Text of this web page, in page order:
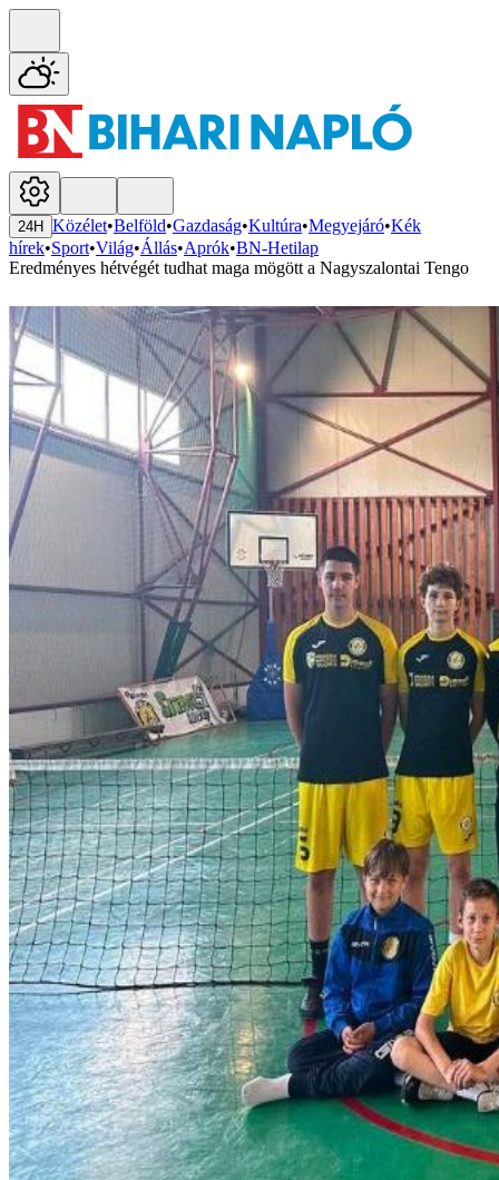
24H Közélet•Belföld•Gazdaság•Kultúra•Megyejáró•Kék
hírek•Sport•Világ•Állás•Aprók•BN-Hetilap
Eredményes hétvégét tudhat maga mögött a Nagyszalontai Tengo